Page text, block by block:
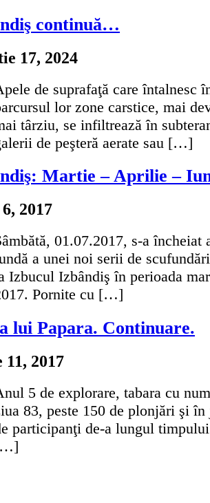
continuă…
17, 2024
de suprafaţă care întalnesc
lor zone carstice, mai
târziu, se infiltrează în
de peşteră aerate sau […]
Martie – Aprilie –
2017
01.07.2017, s-a încheiat
a unei noi serii de
Izbucul Izbândiş în perioada
Pornite cu […]
lui Papara. Continuare.
11, 2017
5 de explorare, tabara cu
83, peste 150 de plonjări şi în
participanţi de-a lungul